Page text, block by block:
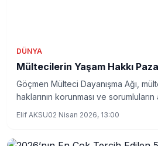
DÜNYA
Mültecilerin Yaşam Hakkı
Göçmen Mülteci Dayanışma Ağı,
haklarının korunması ve
Elif AKSU02 Nisan 2026, 13:00